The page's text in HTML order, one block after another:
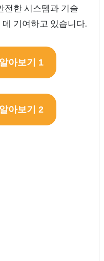
전한 시스템과 기술
기여하고 있습니다.
아보기 1
아보기 2